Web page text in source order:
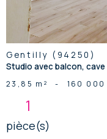
Gentilly (94250)
Studio avec balcon,
23,85 m² - 160 000
1
pièce(s)